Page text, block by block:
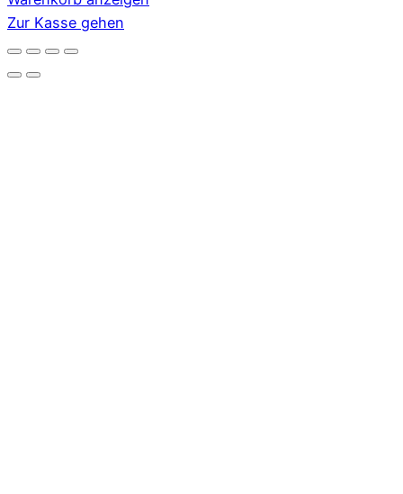
im
Warenkorb
Zur Kasse gehen